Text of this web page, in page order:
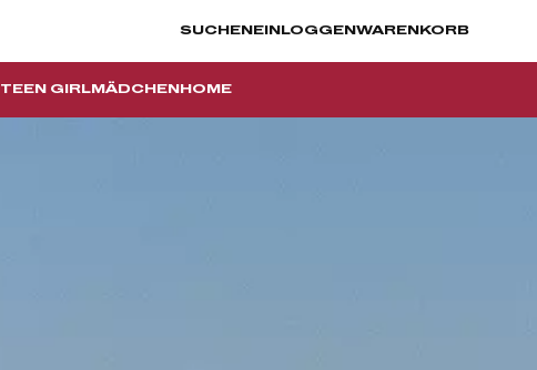
SUCHEN EINLOGGEN WARENKORB
TEEN GIRL MÄDCHEN HOME